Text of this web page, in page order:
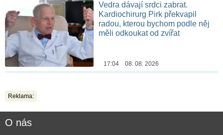
Vedra dávají srdci zabrat.
Kardiochirurg Pirk překvapil
radou, kterou bychom podle něj
měli odkoukat od zvířat
17:04 08. 08. 2026
Reklama:
O nás